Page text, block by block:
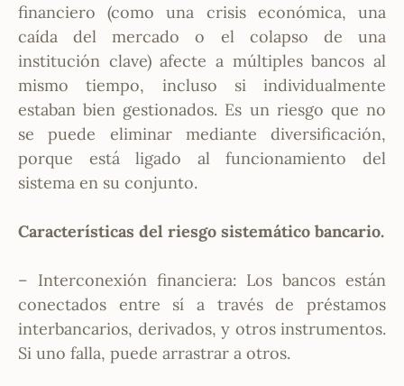
financiero (como una crisis económica, una
caída del mercado o el colapso de una
institución clave) afecte a múltiples bancos al
mismo tiempo, incluso si individualmente
estaban bien gestionados. Es un riesgo que no
se puede eliminar mediante diversificación,
porque está ligado al funcionamiento del
sistema en su conjunto.
Características del riesgo sistemático bancario.
– Interconexión financiera: Los bancos están
conectados entre sí a través de préstamos
interbancarios, derivados, y otros instrumentos.
Si uno falla, puede arrastrar a otros.